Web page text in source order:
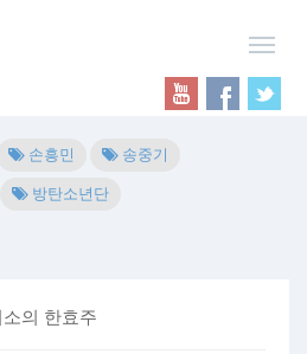
손흥민
송중기
방탄소년단
의 한효주